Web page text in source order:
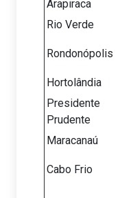
Arapiraca
Rio Verde
Rondonópolis
Hortolândia
Presidente
Prudente
Maracanaú
Cabo Frio